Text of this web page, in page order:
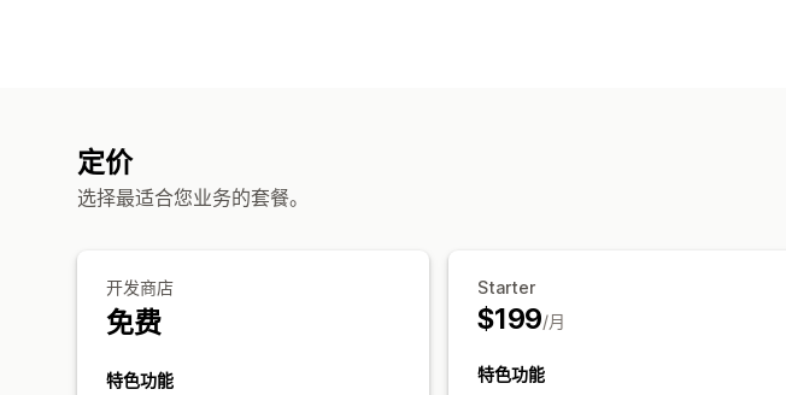
定价
选择最适合您业务的套餐。
开发商店
免费
特色功能
Starter
$199/月
特色功能